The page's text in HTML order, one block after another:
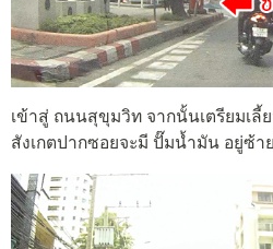
เข้าสู่ ถนนสุขุมวิท จากนั้นเตรียมเลี้
สังเกตปากซอยจะมี ปั๊มน้ำมัน อยู่ซ้า